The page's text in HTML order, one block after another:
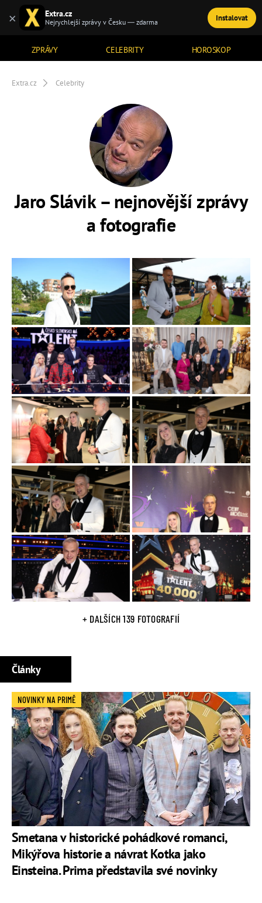
ZPRÁVY CELEBRITY HOROSKOP
TÉMATA
Extra.cz Celebrity
Jaro Slávik – nejnovější zprávy
a fotografie
+ DALŠÍCH 139 FOTOGRAFIÍ
Články
Smetana v historické pohádkové romanci,
Mikýřova historie a návrat Kotka jako
Einsteina. Prima představila své novinky
NOVINKY NA PRIMĚ
× Extra.cz
Nejrychlejší zprávy v Česku — zdarma Instalovat